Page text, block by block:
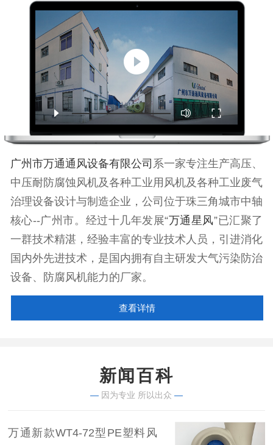
广州市万通通风设备有限公司 系一家专注生产高压、
中压耐防腐蚀风机及各种工业用风机及各种工业废气
治理设备设计与制造企业，公司位于珠三角城市中轴
核心--广州市。经过十几年发展“万通星风”已汇聚了
一群技术精湛，经验丰富的专业技术人员，引进消化
国内外先进技术，是国内拥有自主研发大气污染防治
设备、防腐风机能力的厂家。
查看详情
新闻百科
— 因为专业 所以出众 —
万通新款WT4-72型PE塑料风